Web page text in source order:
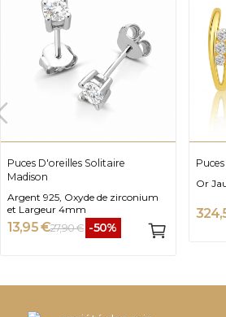
Puces D'oreilles Solitaire
Madison
Argent 925, Oxyde de zirconium
et Largeur 4mm
13,95 €27,90 € -50%
Or